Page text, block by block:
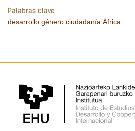
Palabras clave
desarrollo género ciudadanía África